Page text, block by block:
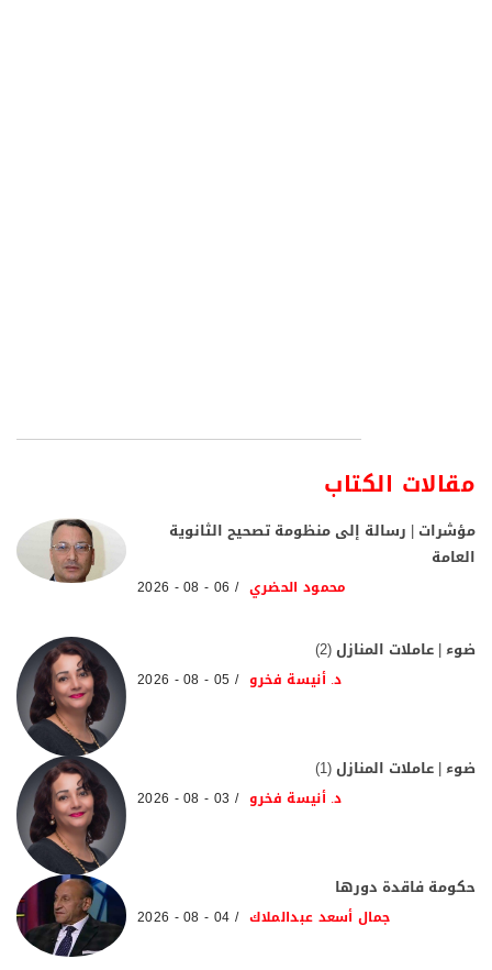
مقالات الكتاب
مؤشرات | رسالة إلى منظومة تصحيح الثانوية
العامة
محمود الحضري 06 - 08 - 2026
ضوء | عاملات المنازل (2)
د. أنيسة فخرو 05 - 08 - 2026
ضوء | عاملات المنازل (1)
د. أنيسة فخرو 03 - 08 - 2026
حكومة فاقدة دورها
جمال أسعد عبدالملاك 04 - 08 - 2026